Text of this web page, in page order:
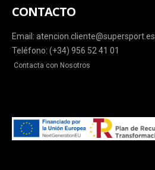
CONTACTO
Email: atencion.cliente@supersport.es
Teléfono: (+34) 956 52 41 01
Contacta con Nosotros